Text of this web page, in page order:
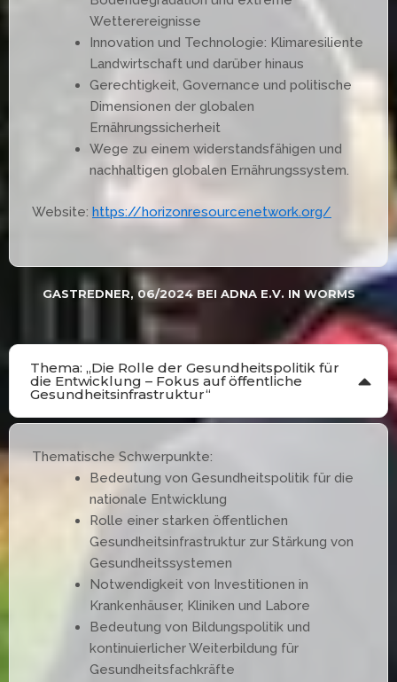
Wetterereignisse
Innovation und Technologie: Klimaresiliente
Landwirtschaft und darüber hinaus
Gerechtigkeit, Governance und politische
Dimensionen der globalen
Ernährungssicherheit
Wege zu einem widerstandsfähigen und
nachhaltigen globalen Ernährungssystem.
Website: https://horizonresourcenetwork.org/
GASTREDNER, 06/2024 BEI ADNA E.V. IN WORMS
Thema: „Die Rolle der Gesundheitspolitik für
die Entwicklung – Fokus auf öffentliche
Gesundheitsinfrastruktur“
Thematische Schwerpunkte:
Bedeutung von Gesundheitspolitik für die
nationale Entwicklung
Rolle einer starken öffentlichen
Gesundheitsinfrastruktur zur Stärkung von
Gesundheitssystemen
Notwendigkeit von Investitionen in
Krankenhäuser, Kliniken und Labore
Bedeutung von Bildungspolitik und
kontinuierlicher Weiterbildung für
Gesundheitsfachkräfte